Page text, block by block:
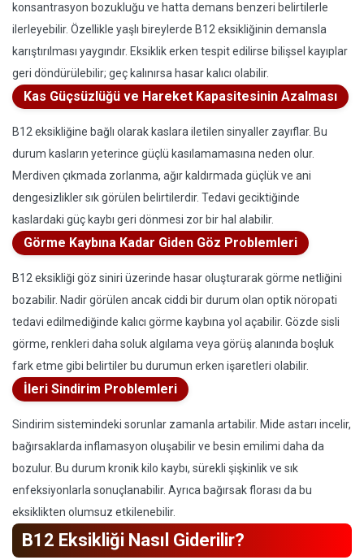
konsantrasyon bozukluğu ve hatta demans benzeri belirtilerle
ilerleyebilir. Özellikle yaşlı bireylerde B12 eksikliğinin demansla
karıştırılması yaygındır. Eksiklik erken tespit edilirse bilişsel kayıplar
geri döndürülebilir; geç kalınırsa hasar kalıcı olabilir.
Kas Güçsüzlüğü ve Hareket Kapasitesinin Azalması
B12 eksikliğine bağlı olarak kaslara iletilen sinyaller zayıflar. Bu
durum kasların yeterince güçlü kasılamamasına neden olur.
Merdiven çıkmada zorlanma, ağır kaldırmada güçlük ve ani
dengesizlikler sık görülen belirtilerdir. Tedavi geciktiğinde
kaslardaki güç kaybı geri dönmesi zor bir hal alabilir.
Görme Kaybına Kadar Giden Göz Problemleri
B12 eksikliği göz siniri üzerinde hasar oluşturarak görme netliğini
bozabilir. Nadir görülen ancak ciddi bir durum olan optik nöropati
tedavi edilmediğinde kalıcı görme kaybına yol açabilir. Gözde sisli
görme, renkleri daha soluk algılama veya görüş alanında boşluk
fark etme gibi belirtiler bu durumun erken işaretleri olabilir.
İleri Sindirim Problemleri
Sindirim sistemindeki sorunlar zamanla artabilir. Mide astarı incelir,
bağırsaklarda inflamasyon oluşabilir ve besin emilimi daha da
bozulur. Bu durum kronik kilo kaybı, sürekli şişkinlik ve sık
enfeksiyonlarla sonuçlanabilir. Ayrıca bağırsak florası da bu
eksiklikten olumsuz etkilenebilir.
B12 Eksikliği Nasıl Giderilir?